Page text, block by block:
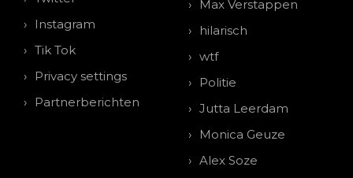
Instagram
Tik Tok
Privacy settings
Partnerberichten
Max Verstappen
hilarisch
wtf
Politie
Jutta Leerdam
Monica Geuze
Alex Soze